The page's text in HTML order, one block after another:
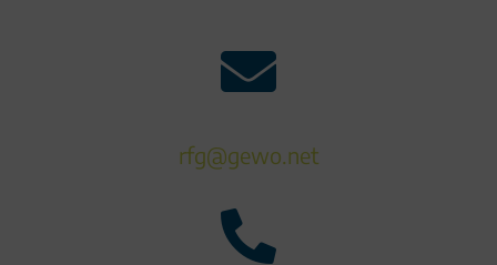

rfg@gewo.net
